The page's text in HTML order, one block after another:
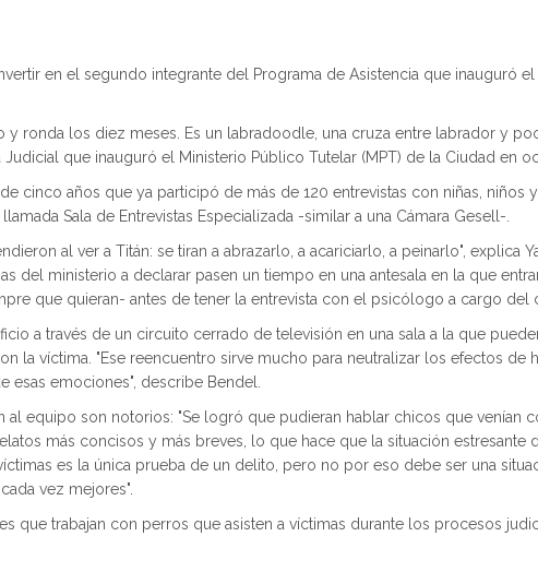
en el segundo integrante del Programa de Asistencia que inauguró
ronda los diez meses. Es un labradoodle, una cruza entre labrador y
que inauguró el Ministerio Público Tutelar (MPT) de la Ciudad en
cinco años que ya participó de más de 120 entrevistas con niñas, niños
Sala de Entrevistas Especializada -similar a una Cámara Gesell-.
al ver a Titán: se tiran a abrazarlo, a acariciarlo, a peinarlo", explica
del ministerio a declarar pasen un tiempo en una antesala en la que
que quieran- antes de tener la entrevista con el psicólogo a cargo del
a través de un circuito cerrado de televisión en una sala a la que
la víctima. "Ese reencuentro sirve mucho para neutralizar los efectos de
emociones", describe Bendel.
equipo son notorios: "Se logró que pudieran hablar chicos que venían
más concisos y más breves, lo que hace que la situación estresante
es la única prueba de un delito, pero no por eso debe ser una
vez mejores".
que trabajan con perros que asisten a víctimas durante los procesos